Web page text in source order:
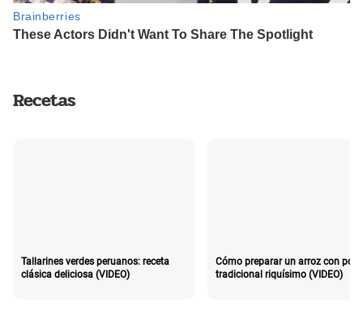
Recetas
clásica deliciosa (VIDEO)
Cómo preparar un arroz con pollo
tradicional riquísimo (VIDEO)